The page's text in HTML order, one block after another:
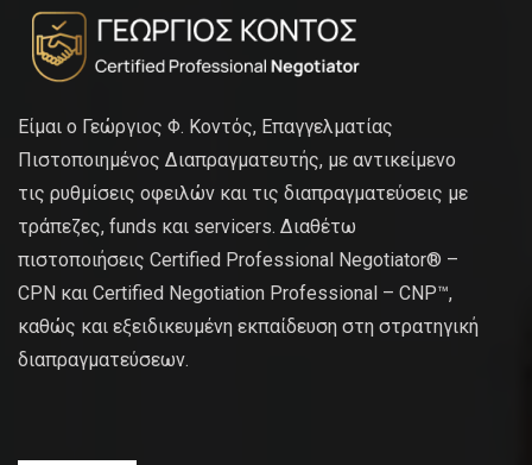
Είμαι ο Γεώργιος Φ. Κοντός, Επαγγελματίας
Πιστοποιημένος Διαπραγματευτής, με αντικείμενο
τις ρυθμίσεις οφειλών και τις διαπραγματεύσεις με
τράπεζες, funds και servicers. Διαθέτω
πιστοποιήσεις Certified Professional Negotiator® –
CPN και Certified Negotiation Professional – CNP™,
καθώς και εξειδικευμένη εκπαίδευση στη στρατηγική
διαπραγματεύσεων.